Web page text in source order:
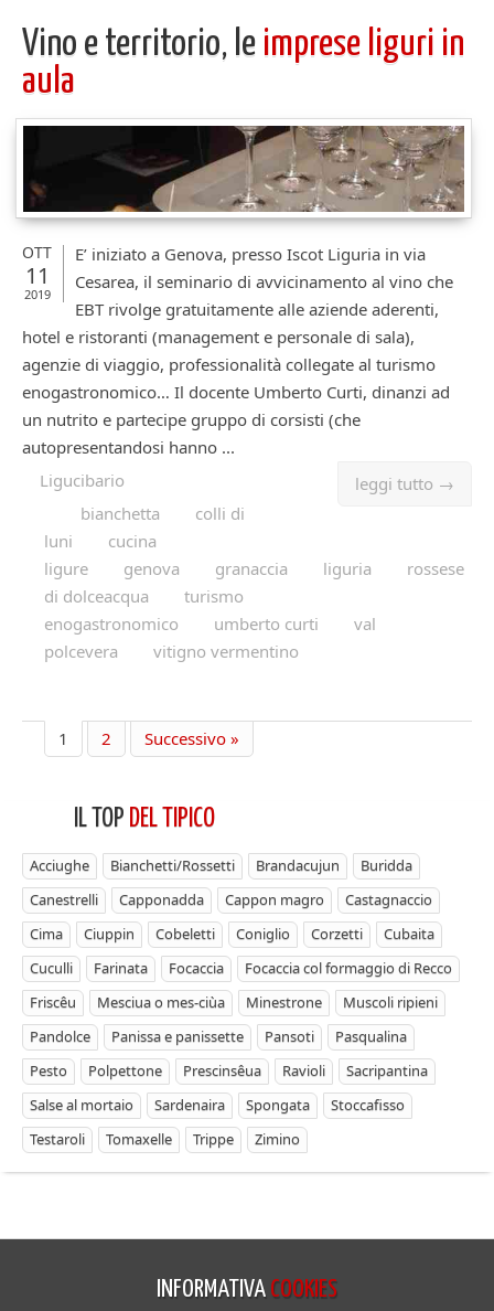
Vino e territorio, le imprese liguri in
aula
OTT
11
2019
E’ iniziato a Genova, presso Iscot Liguria in via
Cesarea, il seminario di avvicinamento al vino che
EBT rivolge gratuitamente alle aziende aderenti,
hotel e ristoranti (management e personale di sala),
agenzie di viaggio, professionalità collegate al turismo
enogastronomico… Il docente Umberto Curti, dinanzi ad
un nutrito e partecipe gruppo di corsisti (che
autopresentandosi hanno ...
leggi tutto →
Ligucibario
bianchetta
colli di
luni
cucina
ligure
genova granaccia liguria
rossese
di dolceacqua
turismo
enogastronomico
umberto curti
val
polcevera
vitigno vermentino
1 2 Successivo »
IL TOP DEL TIPICO
Acciughe Bianchetti/Rossetti Brandacujun
Buridda
Canestrelli
Capponadda Cappon magro
Castagnaccio
Cima
Ciuppin Cobeletti Coniglio Corzetti
Cubaita
Cuculli
Farinata Focaccia
Focaccia col formaggio di Recco
Friscêu
Mesciua o mes-ciùa Minestrone
Muscoli ripieni
Pandolce
Panissa e panissette Pansoti
Pasqualina
Pesto
Polpettone Prescinsêua Ravioli
Sacripantina
Salse al mortaio
Sardenaira Spongata
Stoccafisso
Testaroli
Tomaxelle Trippe Zimino
INFORMATIVA COOKIES